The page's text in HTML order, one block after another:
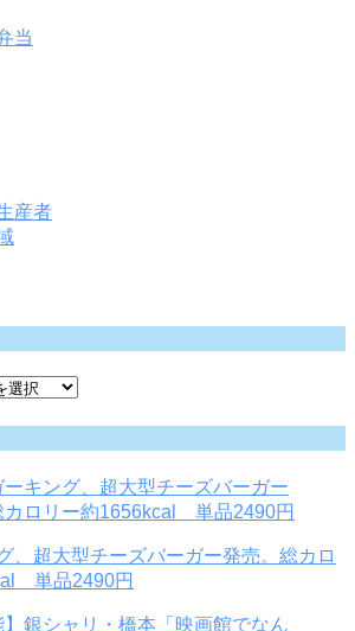
当
産者
、超大型チーズバーガー発売。総カロ
単品2490円